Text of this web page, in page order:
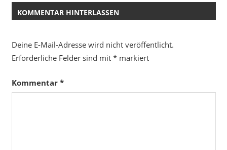
KOMMENTAR HINTERLASSEN
Deine E-Mail-Adresse wird nicht veröffentlicht.
Erforderliche Felder sind mit *markiert
Kommentar *